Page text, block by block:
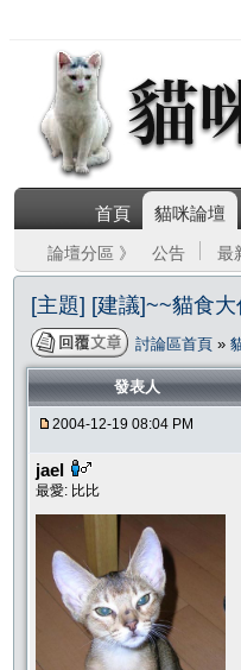
首頁 貓咪論壇
論壇分區 》 公告 最
[主題] [建議]~~貓食
討論區首頁 »
發表人
2004-12-19 08:04 PM
jael
最愛: 比比